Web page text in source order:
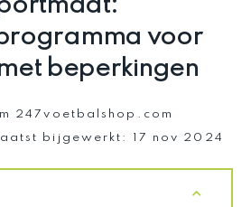
voor
beperkingen
247voetbalshop.com
bijgewerkt: 17 nov 2024